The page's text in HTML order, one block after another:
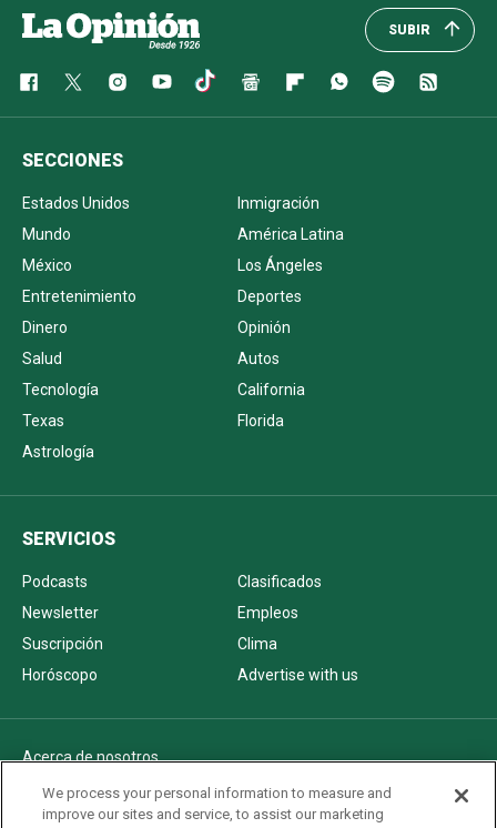
SUBIR
SECCIONES
Estados Unidos
Inmigración
Mundo
América Latina
México
Los Ángeles
Entretenimiento
Deportes
Dinero
Opinión
Salud
Autos
Tecnología
California
Texas
Florida
Astrología
SERVICIOS
Podcasts
Clasificados
Newsletter
Empleos
Suscripción
Clima
Horóscopo
Advertise with us
Acerca de nosotros
Politica de privacidad
Pautas Editoriales
We process your personal information to measure and
improve our sites and service, to assist our marketing